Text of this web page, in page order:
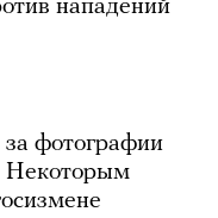
нападений
за фотографии
Некоторым